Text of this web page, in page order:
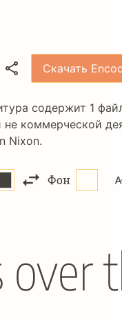
Скачать
содержит 1
коммерческой
Nixon.
Фон